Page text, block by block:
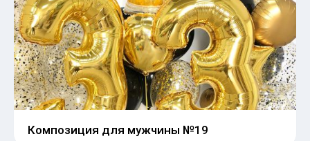
Композиция для мужчины №19